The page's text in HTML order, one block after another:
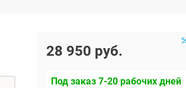
28 950 руб.
Под заказ 7-20 рабочих дней